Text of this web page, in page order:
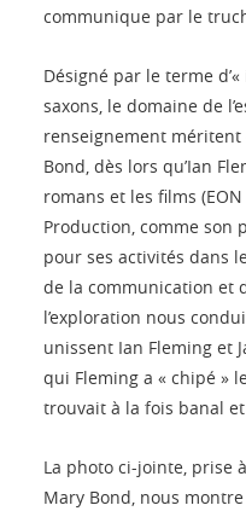
communique par le
Désigné par le terme
saxons, le domaine de
renseignement méritent
Bond, dès lors qu’Ian
romans et les films
Production, comme son
pour ses activités dans
de la communication et
l’exploration nous
unissent Ian Fleming et
qui Fleming a « chipé »
trouvait à la fois banal
La photo ci-jointe, prise
Mary Bond, nous